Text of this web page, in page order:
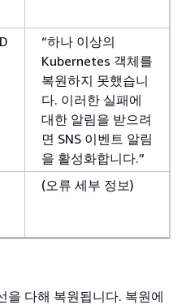
“하나 이상의
Kubernetes 객체를
복원하지 못했습니
다. 이러한 실패에
대한 알림을 받으려
면 SNS 이벤트 알림
을 활성화합니다.”
(오류 세부 정보)
다해 복원됩니다. 복원에